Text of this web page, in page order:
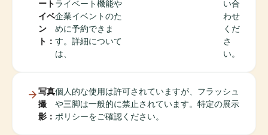
ート
イベ
ン
ト：
ライベート機能や
企業イベントのた
めに予約できま
す。詳細について
は、
い合
わせ
くだ
さ
い。
写真
撮
影：
個人的な使用は許可されていますが、フラッシュ
や三脚は一般的に禁止されています。特定の展示
ポリシーをご確認ください。